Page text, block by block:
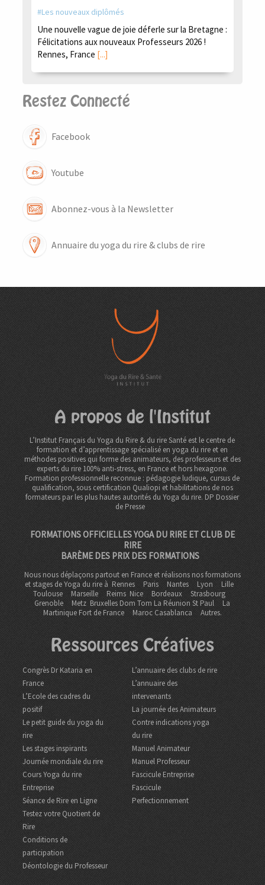
Les nouveaux diplômés
Une nouvelle vague de joie déferle sur la Bretagne :
Félicitations aux nouveaux Professeurs 2026 !
Rennes, France [...]
Restez Connecté
Facebook
Youtube
Abonnez-vous à la Newsletter
Annuaire du yoga du rire & clubs de rire
A propos de l'Institut
L’Institut Français du Yoga du Rire & du rire Santé est le centre de
formation et d’apprentissage spécialisé en yoga du rire et en
méthodes positives qui forme des animateurs, des professeurs et des
experts du rire 100% anti-stress, en France et hors hexagone.
Formation professionnelle reconnue : pédagogie ludique, cursus de
qualification, sous certification Qualiopi et habilitations de nos
formateurs par les plus hautes autorités du Yoga du rire. DPDossier
de Presse
FORMATIONS OFFICIELLES YOGA DU RIRE ET CLUB DE
RIRE
BARÈME DES PRIX DES FORMATIONS
Nous nous déplaçons partout en France et réalisons nos formations
et stages de Yoga du rire à Rennes Paris Nantes Lyon
Lille
Toulouse
Marseille Reims Nice Bordeaux
Strasbourg
Grenoble
Metz Bruxelles Dom TomLa Réunion St Paul
La
Martinique Fort de France
Maroc Casablanca Autres.
Ressources Créatives
Congrès Dr Kataria en
France
L’Ecole des cadres du
positif
Le petit guide du yoga du
rire
Les stages inspirants
Journée mondiale du rire
Cours Yoga du rire
Entreprise
Séance de Rire en Ligne
Testez votre Quotient de
Rire
Conditions de
participation
Déontologie du Professeur
L’annuaire des clubs de rire
L’annuaire des
intervenants
La journée des Animateurs
Contre indications yoga
du rire
Manuel Animateur
Manuel Professeur
Fascicule Entreprise
Fascicule
Perfectionnement